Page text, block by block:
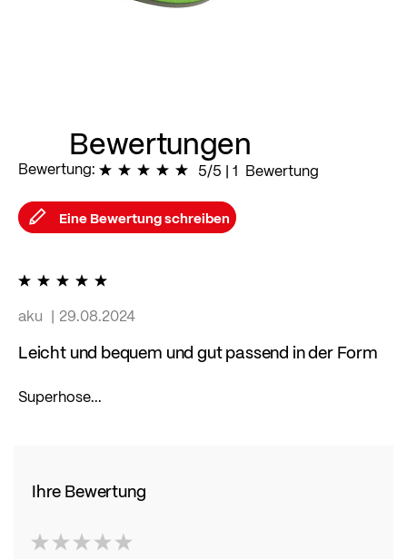
Bewertungen
Bewertung: 100
% of 100
5/5 | 1 Bewertung
Eine Bewertung schreiben
aku
29.08.2024
Leicht und bequem und gut passend in der Form
Superhose...
Ihre Bewertung